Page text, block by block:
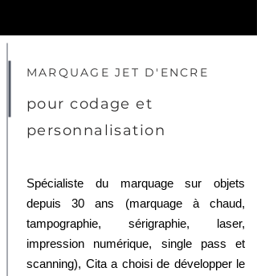
MARQUAGE JET D'ENCRE
pour codage et
personnalisation
Spécialiste du marquage sur objets
depuis 30 ans (marquage à chaud,
tampographie, sérigraphie, laser,
impression numérique, single pass et
scanning), Cita a choisi de développer le